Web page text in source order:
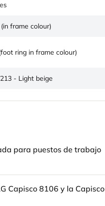
frame colour)
ring in frame colour)
- Light beige
para puestos de trabajo
Capisco 8106 y la Capisco